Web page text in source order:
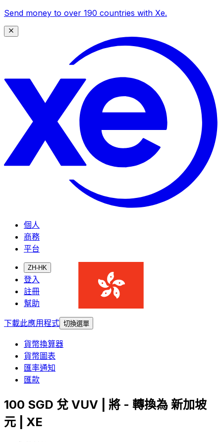
Send money to over 190 countries with Xe.
個人
商務
平台
ZH-HK
登入
註冊
幫助
下載此應用程式 切換選單
貨幣換算器
貨幣圖表
匯率通知
匯款
100 SGD 兌 VUV | 將 - 轉換為 新加坡
元 | XE